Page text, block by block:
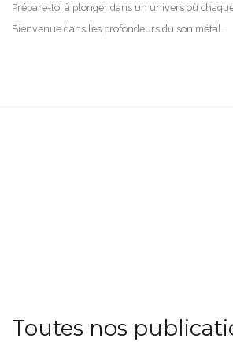
Prépare-toi à plonger dans un univers où
Bienvenue dans les profondeurs du son métal.
Toutes nos